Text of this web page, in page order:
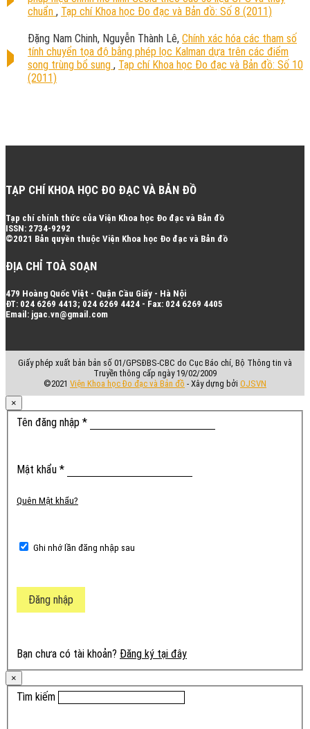
chuẩn , Tạp chí Khoa học Đo đạc và Bản đồ: Số 8 (2011)
Đặng Nam Chinh, Nguyễn Thành Lê, Chính xác hóa các tham số
tính chuyển tọa độ bằng phép lọc Kalman dựa trên các điểm
song trùng bổ sung , Tạp chí Khoa học Đo đạc và Bản đồ: Số 10
(2011)
TẠP CHÍ KHOA HỌC ĐO ĐẠC VÀ BẢN ĐỒ
Tạp chí chính thức của Viện Khoa học Đo đạc và Bản đồ
ISSN: 2734-9292
©2021 Bản quyền thuộc Viện Khoa học Đo đạc và Bản đồ
ĐỊA CHỈ TOÀ SOẠN
479 Hoàng Quốc Việt - Quận Cầu Giấy - Hà Nội
ĐT: 024 6269 4413; 024 6269 4424 - Fax: 024 6269 4405
Email: jgac.vn@gmail.com
Giấy phép xuất bản bản số 01/GPSĐBS-CBC do Cục Báo chí, Bộ Thông tin và
Truyền thông cấp ngày 19/02/2009
©2021 Viện Khoa học Đo đạc và Bản đồ - Xây dựng bởi OJSVN
×
Tên đăng nhập *
Mật khẩu *
Quên Mật khẩu?
Ghi nhớ lần đăng nhập sau
Đăng nhập
Bạn chưa có tài khoản? Đăng ký tại đây
×
Tìm kiếm